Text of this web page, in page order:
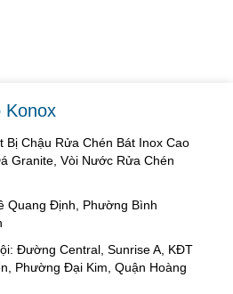
Konox
Bị Chậu Rửa Chén Bát Inox Cao
Granite, Vòi Nước Rửa Chén
Quang Định, Phường Bình
Đường Central, Sunrise A, KĐT
Phường Đại Kim, Quận Hoàng